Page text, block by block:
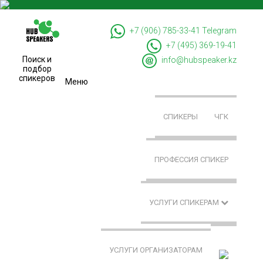
Поиск и
подбор
спикеров
+7 (906) 785-33-41 Telegram
+7 (495) 369-19-41
info@hubspeaker.kz
Меню
СПИКЕРЫ ЧГК
ПРОФЕССИЯ СПИКЕР
УСЛУГИ СПИКЕРАМ
УСЛУГИ ОРГАНИЗАТОРАМ